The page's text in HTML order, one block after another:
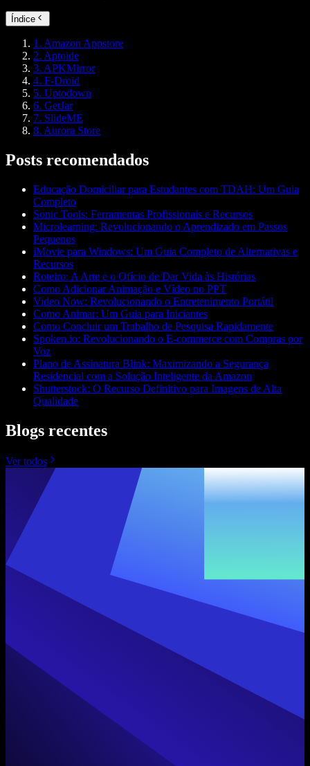
Índice
1. Amazon Appstore
2. Aptoide
3. APKMirror
4. F-Droid
5. Uptodown
6. GetJar
7. SlideME
8. Aurora Store
Posts recomendados
Educação Domiciliar para Estudantes com TDAH: Um Guia
Completo
Sonic Tools: Ferramentas Profissionais e Recursos
Microlearning: Revolucionando o Aprendizado em Passos
Pequenos
iMovie para Windows: Um Guia Completo de Alternativas e
Recursos
Roteiro: A Arte e o Ofício de Dar Vida às Histórias
Como Adicionar Animação e Vídeo no PPT
Video Now: Revolucionando o Entretenimento Portátil
Como Animar: Um Guia para Iniciantes
Como Concluir um Trabalho de Pesquisa Rapidamente
Spoken.io: Revolucionando o E-commerce com Compras por
Voz
Plano de Assinatura Blink: Maximizando a Segurança
Residencial com a Solução Inteligente da Amazon
Shutterstock: O Recurso Definitivo para Imagens de Alta
Qualidade
Blogs recentes
Ver todos